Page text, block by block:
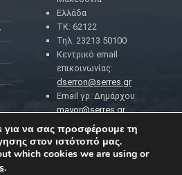
Ελλάδα
ΤΚ: 62122
Τηλ. 23213 50100
Κεντρικό email
επικοινωνίας:
dserron@serres.gr
Email γρ. Δημάρχου:
mayor@serres.gr
Email DPO (Υπευθύνου
Προστασίας Δεδομένων):
dpo@serres.gr
για να σας προσφέρουμε τη
στον ιστότοπό μας.
which cookies we are using or
.